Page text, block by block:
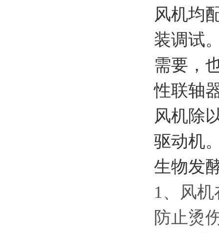
风机均
装调试
需要，
性联轴
风机除
驱动机
生物发
1、风
防止烫